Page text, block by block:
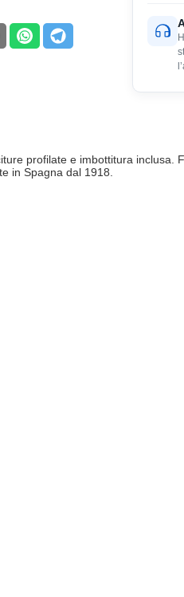
profilate e imbottitura inclusa.
in Spagna dal 1918.